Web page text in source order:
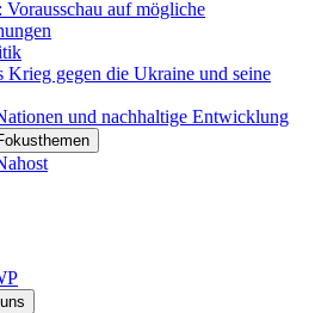
Vorausschau auf mögliche
Krieg gegen die Ukraine und seine
und nachhaltige Entwicklung